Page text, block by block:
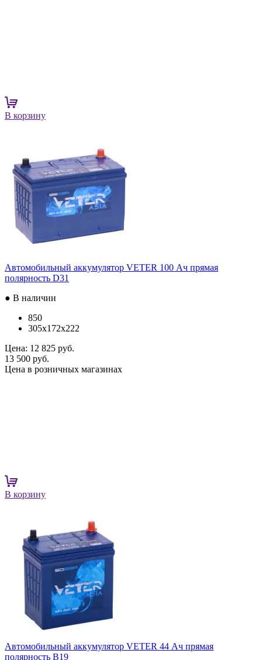
В корзину
Автомобильный аккумулятор VETER 100 Ач прямая
полярность D31
● В наличии
850
305x172x222
Цена: 12 825 руб.
13 500 руб.
Цена в розничных магазинах
В корзину
Автомобильный аккумулятор VETER 44 Ач прямая
полярность B19